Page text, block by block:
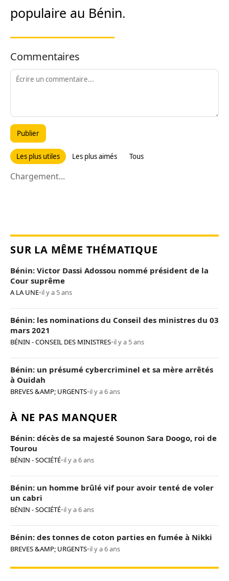
populaire au Bénin.
Commentaires
Publier
Les plus utiles Les plus aimés Tous
Chargement...
SUR LA MÊME THÉMATIQUE
Bénin: Victor Dassi Adossou nommé président de la
Cour suprême
A LA UNE•il y a 5 ans
Bénin: les nominations du Conseil des ministres du 03
mars 2021
BÉNIN - CONSEIL DES MINISTRES•il y a 5 ans
Bénin: un présumé cybercriminel et sa mère arrêtés
à Ouidah
BREVES &AMP; URGENTS•il y a 6 ans
À NE PAS MANQUER
Bénin: décès de sa majesté Sounon Sara Doogo, roi de
Tourou
BÉNIN - SOCIÉTÉ•il y a 6 ans
Bénin: un homme brûlé vif pour avoir tenté de voler
un cabri
BÉNIN - SOCIÉTÉ•il y a 6 ans
Bénin: des tonnes de coton parties en fumée à Nikki
BREVES &AMP; URGENTS•il y a 6 ans